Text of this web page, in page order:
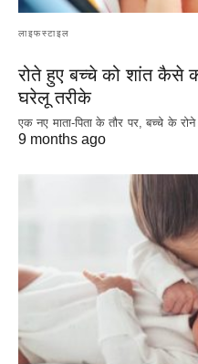
लाइफस्टाइल
रोते हुए बच्चे को शांत
घरेलू तरीके
एक नए माता-पिता के तौर पर, बच्चे के
9 months ago